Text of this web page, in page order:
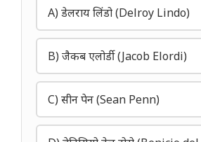
A) डेलराय लिंडो (Delroy Lindo)
B) जैकब एलोर्डी (Jacob Elordi)
C) सीन पेन (Sean Penn)